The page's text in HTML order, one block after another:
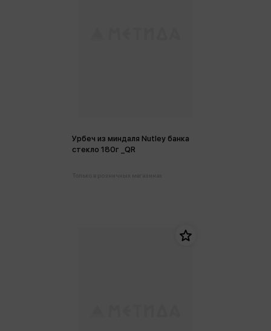
Урбеч из миндаля Nutley банка
стекло 180г _QR